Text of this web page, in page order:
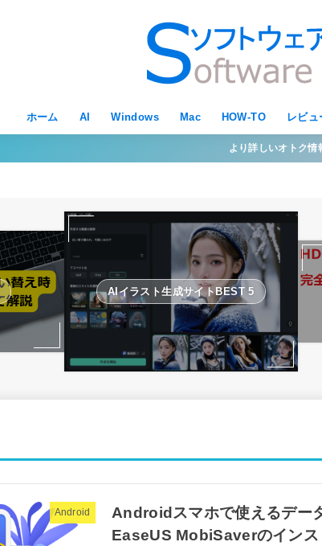
ホーム AI Windows Mac HOW-TO レビュ
より詳しいオトク情
AIイラスト生成サイトBEST 5
Android
Androidスマホで使えるデー
EaseUS MobiSaverのインス